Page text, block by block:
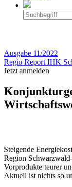
Ausgabe 11/2022
Regio Report IHK
Jetzt anmelden
Steigende
Region
Vorprodukte teurer
Aktuell ist nichts so